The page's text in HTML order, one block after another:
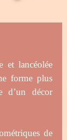
et lancéolée
forme plus
d’un décor
de